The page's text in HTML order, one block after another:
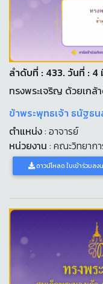
ลำดับที่ : 433. วันที่ : 4
ทรงพระเจริญ ด้วยเกล้
ข้าพระพุทธเจ้า ธนัฐธ
ตำแหน่ง: อาจารย์
หน่วยงาน : คณะวิทยาก
ดาวน์โหลด ใบเข้าร่วมลง